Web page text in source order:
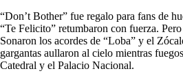
“Don’t Bother” fue regalo para fans de
“Te Felicito” retumbaron con fuerza.
Sonaron los acordes de “Loba” y el
gargantas aullaron al cielo mientras
Catedral y el Palacio Nacional.